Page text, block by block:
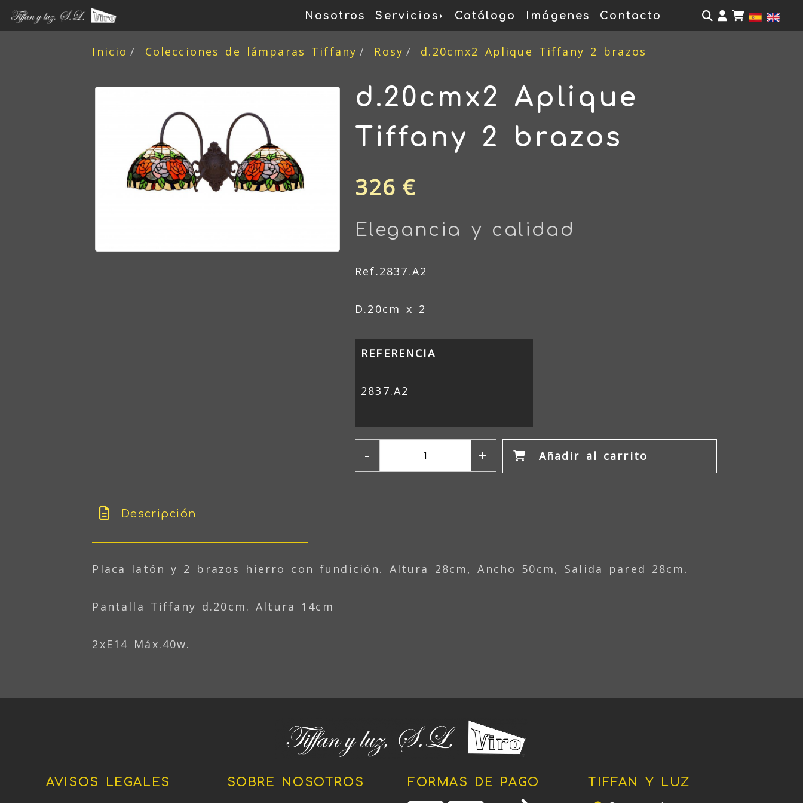
Nosotros Servicios Catálogo Imágenes Contacto Identifícate
Inicio Colecciones de lámparas Tiffany Rosy d.20cmx2 Aplique Tiffany 2 brazos
d.20cmx2 Aplique
Tiffany 2 brazos
326 €
Elegancia y calidad
Ref.2837.A2
D.20cm x 2
REFERENCIA
2837.A2
- + Añadir al carrito
Descripción
Placa latón y 2 brazos hierro con fundición. Altura 28cm, Ancho 50cm, Salida pared 28cm.
Pantalla Tiffany d.20cm. Altura 14cm
2xE14 Máx.40w.
AVISOS LEGALES SOBRE NOSOTROS FORMAS DE PAGO TIFFAN Y LUZ